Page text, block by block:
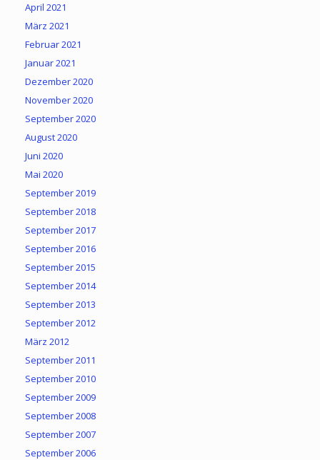
April 2021
März 2021
Februar 2021
Januar 2021
Dezember 2020
November 2020
September 2020
August 2020
Juni 2020
Mai 2020
September 2019
September 2018
September 2017
September 2016
September 2015
September 2014
September 2013
September 2012
März 2012
September 2011
September 2010
September 2009
September 2008
September 2007
September 2006